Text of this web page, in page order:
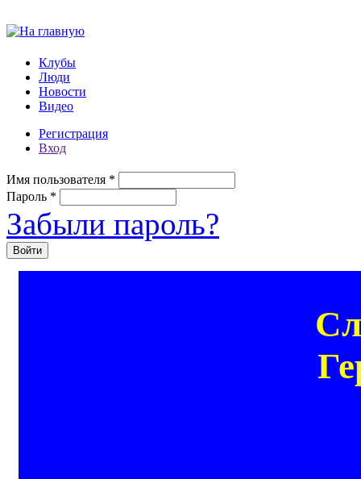
Клубы
Люди
Новости
Видео
Регистрация
Вход
Имя пользователя *
Пароль *
Забыли пароль?